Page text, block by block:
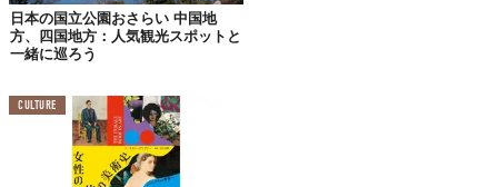
行う那須岳（1,917m）などが有名です。
国立公園の入り口には二荒山神社や日光東照宮など、世界文化遺
に、きっと目を奪われるでしょう。
日本の国立公園おさらい 中国地
方、四国地方：人気観光スポットと
一緒に巡ろう
CULTURE